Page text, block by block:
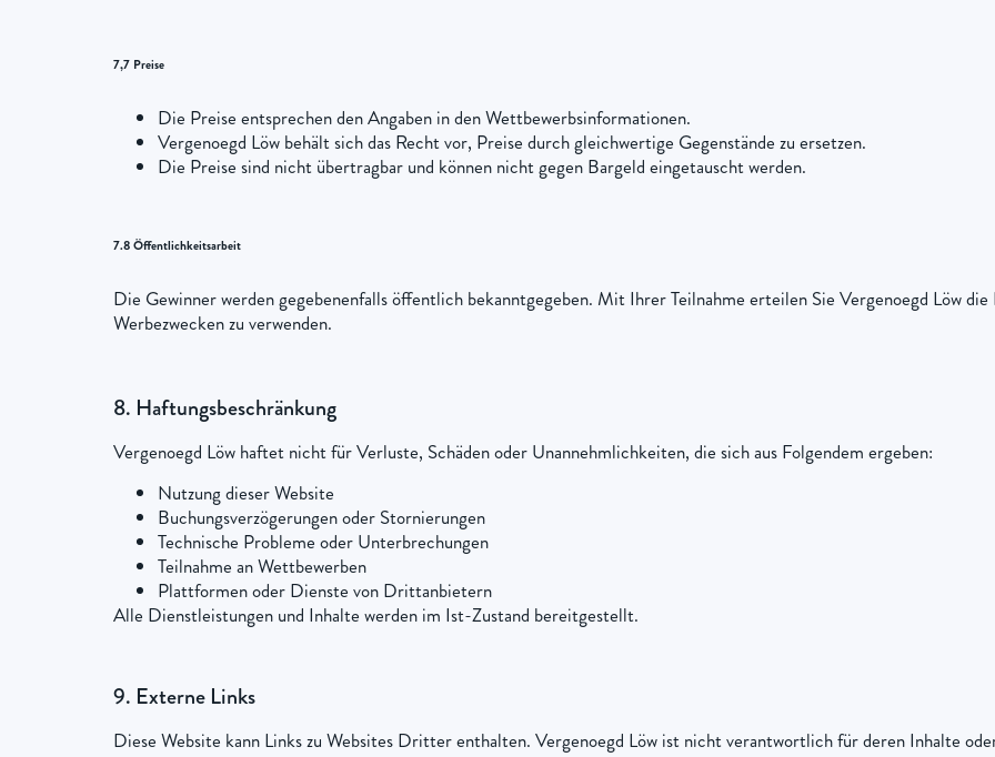
7,7 Preise
Die Preise entsprechen den Angaben in den Wettbewerbsinformationen.
Vergenoegd Löw behält sich das Recht vor, Preise durch gleichwertige Gegenstände zu ersetzen.
Die Preise sind nicht übertragbar und können nicht gegen Bargeld eingetauscht werden.
7.8 Öffentlichkeitsarbeit
Die Gewinner werden gegebenenfalls öffentlich bekanntgegeben. Mit Ihrer Teilnahme erteilen Sie Vergenoegd Löw
Werbezwecken zu verwenden.
8. Haftungsbeschränkung
Vergenoegd Löw haftet nicht für Verluste, Schäden oder Unannehmlichkeiten, die sich aus Folgendem ergeben:
Nutzung dieser Website
Buchungsverzögerungen oder Stornierungen
Technische Probleme oder Unterbrechungen
Teilnahme an Wettbewerben
Plattformen oder Dienste von Drittanbietern
Alle Dienstleistungen und Inhalte werden im Ist-Zustand bereitgestellt.
9. Externe Links
Diese Website kann Links zu Websites Dritter enthalten. Vergenoegd Löw ist nicht verantwortlich für deren Inhalte